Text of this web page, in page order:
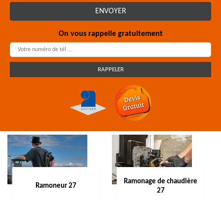
On vous rappelle gratuitement
Ramoneur 27
Ramonage de chaudière
27